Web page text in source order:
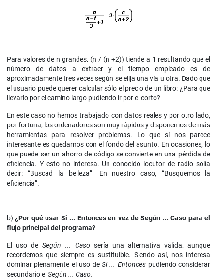
Para valores de n grandes, (n / (n +2)) tiende a 1 resultando que el
número de datos a extraer y el tiempo empleado es de
aproximadamente tres veces según se elija una vía u otra. Dado que
el usuario puede querer calcular sólo el precio de un libro: ¿Para que
llevarlo por el camino largo pudiendo ir por el corto?
En este caso no hemos trabajado con datos reales y por otro lado,
por fortuna, los ordenadores son muy rápidos y disponemos de más
herramientas para resolver problemas. Lo que sí nos parece
interesante es quedarnos con el fondo del asunto. En ocasiones, lo
que puede ser un ahorro de código se convierte en una pérdida de
eficiencia. Y esto no interesa. Un conocido locutor de radio solía
decir: “Buscad la belleza”. En nuestro caso, “Busquemos la
eficiencia”.
b)¿Por qué usar Si ... Entonces en vez de Según ... Caso para el
flujo principal del programa?
El uso deSegún ... Caso sería una alternativa válida, aunque
recordemos que siempre es sustituible. Siendo así, nos interesa
dominar plenamente el uso deSi ... Entonces pudiendo considerar
secundario el Según ... Caso.